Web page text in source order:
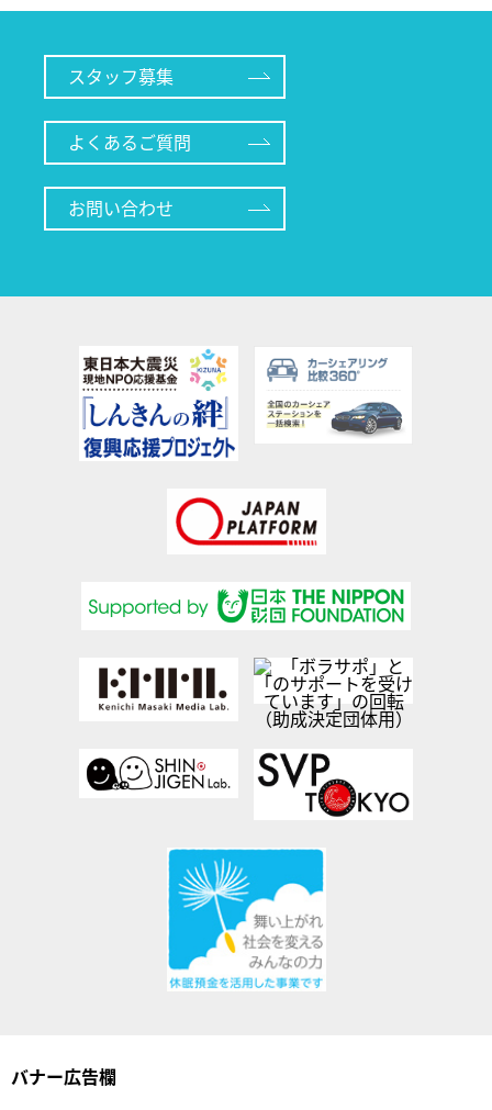
スタッフ募集
よくあるご質問
お問い合わせ
バナー広告欄